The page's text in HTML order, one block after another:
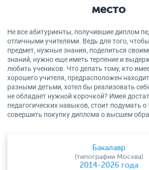
место
Не все абитуриенты, получившие диплом
отличными учителями. Ведь для того,
предмет, нужные знания, поделиться
знаний, нужно еще иметь терпение и
любить учеников. Что делать тому, кто
хорошего учителя, предрасположен
разными детьми, хотел бы реализовать
не обладает нужной корочкой? Имея
педагогических навыков, стоит подумать
совершить покупку диплома о высшем
Бакалавр
(типографии Москва)
2014-2026 года